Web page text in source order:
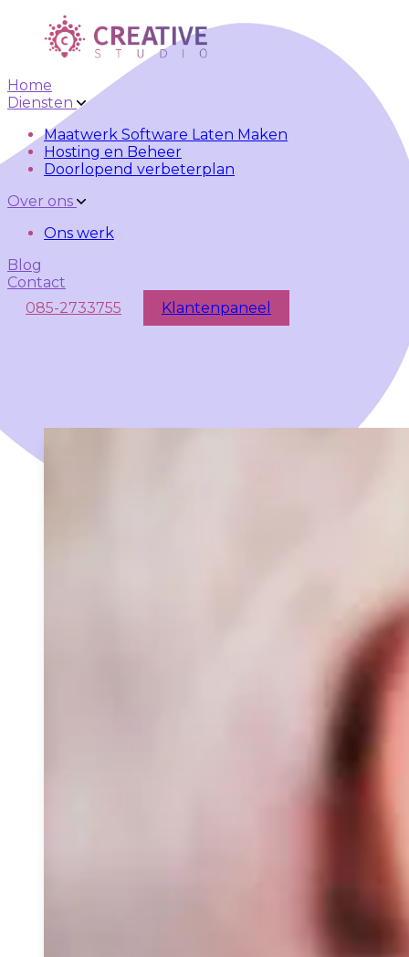
Skip to main content Skip to navigation
Home
Diensten
Maatwerk Software Laten Maken
Hosting en Beheer
Doorlopend verbeterplan
Over ons
Ons werk
Blog
Contact
085-2733755
Klantenpaneel